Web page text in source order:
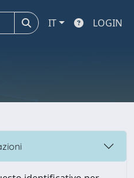
IT LOGIN